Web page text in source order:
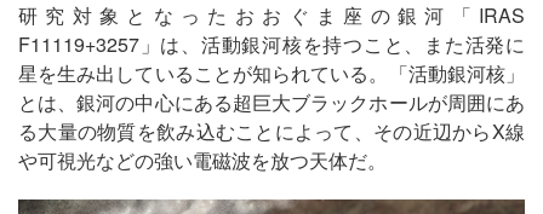
研究対象となったおおぐま座の銀河「IRAS
F11119+3257」は、活動銀河核を持つこと、また活発に
星を生み出していることが知られている。「活動銀河核」
とは、銀河の中心にある超巨大ブラックホールが周囲にあ
る大量の物質を飲み込むことによって、その近辺からX線
や可視光などの強い電磁波を放つ天体だ。